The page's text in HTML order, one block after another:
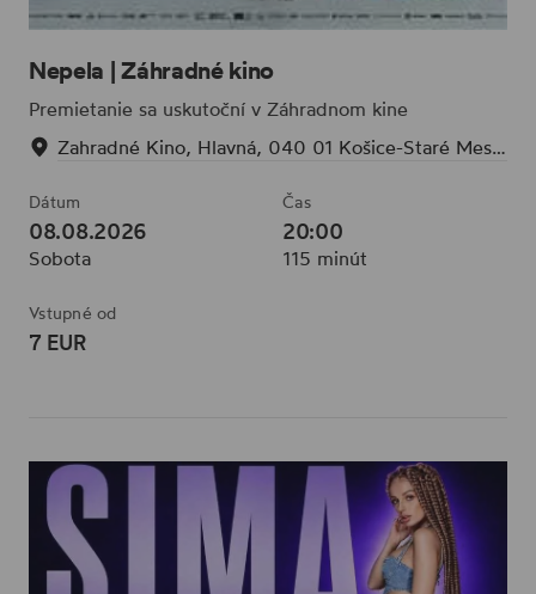
Nepela | Záhradné kino
Premietanie sa uskutoční v Záhradnom kine
Zahradné Kino, Hlavná, 040 01 Košice-Staré Mesto, Slovensko
Dátum
08.08.2026
Sobota
Čas
20:00
115 minút
Vstupné od
7 EUR